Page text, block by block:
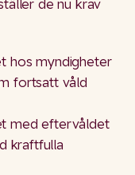
de nu krav
hos myndigheter
fortsatt våld
med eftervåldet
kraftfulla